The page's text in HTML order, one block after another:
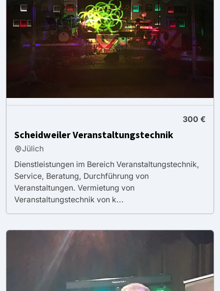
300 €
Scheidweiler Veranstaltungstechnik
Jülich
Dienstleistungen im Bereich Veranstaltungstechnik,
Service, Beratung, Durchführung von
Veranstaltungen. Vermietung von
Veranstaltungstechnik von k...